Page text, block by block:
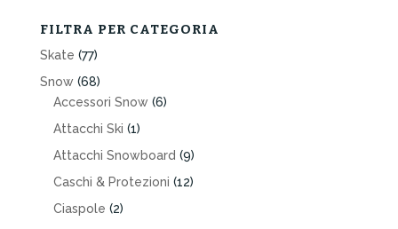
FILTRA PER CATEGORIA
Skate (77)
Snow (68)
Accessori Snow (6)
Attacchi Ski (1)
Attacchi Snowboard (9)
Caschi & Protezioni (12)
Ciaspole (2)